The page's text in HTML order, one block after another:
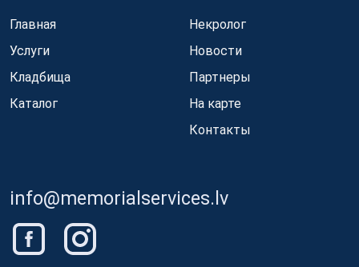
Главная
Услуги
Кладбища
Каталог
Некролог
Новости
Партнеры
На карте
Контакты
info@memorialservices.lv